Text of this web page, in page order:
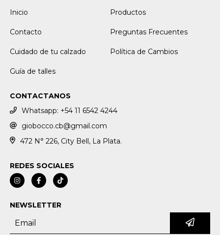
Inicio
Productos
Contacto Preguntas Frecuentes
Cuidado de tu calzado Política de Cambios
Guía de talles
CONTACTANOS
Whatsapp: +54 11 6542 4244
giobocco.cb@gmail.com
472 N° 226, City Bell, La Plata.
REDES SOCIALES
NEWSLETTER